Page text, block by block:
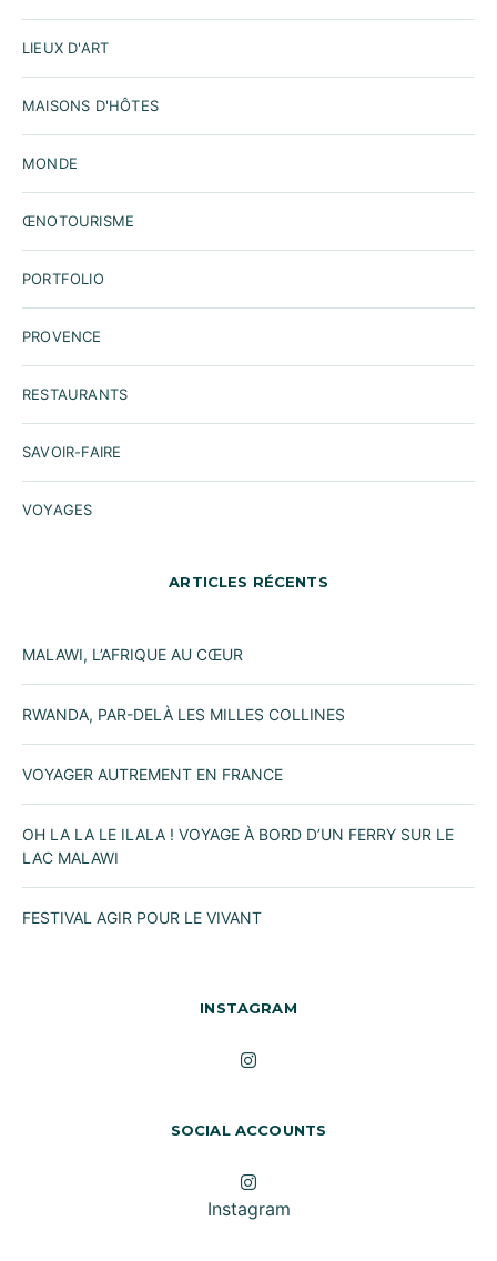
LIEUX D'ART
MAISONS D'HÔTES
MONDE
ŒNOTOURISME
PORTFOLIO
PROVENCE
RESTAURANTS
SAVOIR-FAIRE
VOYAGES
ARTICLES RÉCENTS
MALAWI, L’AFRIQUE AU CŒUR
RWANDA, PAR-DELÀ LES MILLES COLLINES
VOYAGER AUTREMENT EN FRANCE
OH LA LA LE ILALA ! VOYAGE À BORD D’UN FERRY SUR LE
LAC MALAWI
FESTIVAL AGIR POUR LE VIVANT
INSTAGRAM
SOCIAL ACCOUNTS
Instagram